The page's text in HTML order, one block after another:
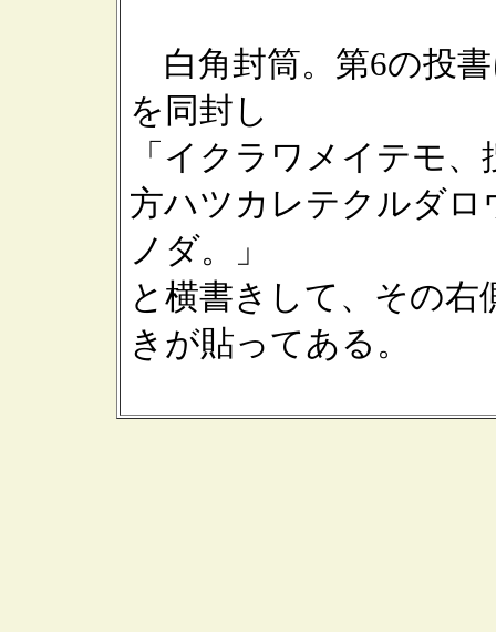
白角封筒。第6の投
を同封し
「イクラワメイテモ
方ハツカレテクルダ
ノダ。」
と横書きして、その右
きが貼ってある。